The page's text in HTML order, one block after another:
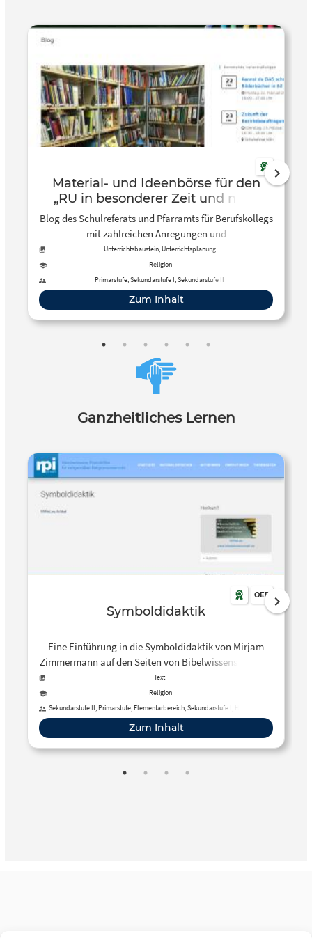
Material- und Ideenbörse für den
„RU in besonderer Zeit und nach
Corona“ – Schulreferat und Pfarramt
für Berufskollegs
Blog des Schulreferats und Pfarramts für Berufskollegs
mit zahlreichen Anregungen und
Unterrichtsmaterialien für einen zeitgemäßen
Religionsunterricht.
Unterrichtsbaustein, Unterrichtsplanung
Religion
Primarstufe, Sekundarstufe I, Sekundarstufe II
Zum Inhalt
Ganzheitliches Lernen
OER
Symboldidaktik
Eine Einführung in die Symboldidaktik von Mirjam
Zimmermann auf den Seiten von Bibelwissenschaft.de
mit folgenden Kapiteln: 1. Zur Bedeutung von
Symbolen im Religionsunterricht 2. Was ist ein
Symbol? 3. Entwicklungspsychologische Aspekte 4.
Didaktik der Symbole – religionsdidaktische Entwürfe
Text
Religion
Sekundarstufe II, Primarstufe, Elementarbereich, Sekundarstufe I, Hochschule,
Berufliche Bildung, Fortbildung, Erwachsenenbildung, Förderschule
Zum Inhalt